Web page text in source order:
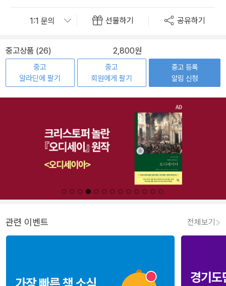
선물하기 공유하기
중고상품 (26) 2,800원
중고
알라딘에 팔기
중고
회원에게 팔기
중고 등록
알림 신청
관련 이벤트 전체보기